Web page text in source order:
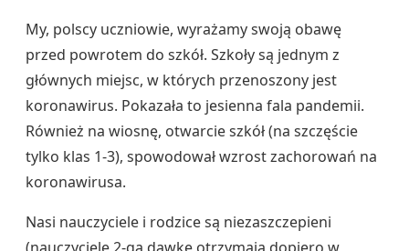
My, polscy uczniowie, wyrażamy swoją obawę
przed powrotem do szkół. Szkoły są jednym z
głównych miejsc, w których przenoszony jest
koronawirus. Pokazała to jesienna fala pandemii.
Również na wiosnę, otwarcie szkół (na szczęście
tylko klas 1-3), spowodował wzrost zachorowań na
koronawirusa.
Nasi nauczyciele i rodzice są niezaszczepieni
(nauczyciele 2-gą dawkę otrzymają dopiero w